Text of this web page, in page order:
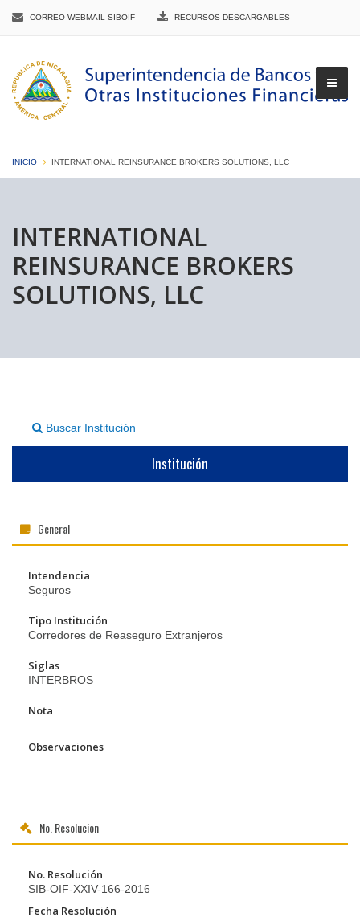
CORREO WEBMAIL SIBOIF RECURSOS DESCARGABLES
INICIO INTERNATIONAL REINSURANCE BROKERS SOLUTIONS, LLC
INTERNATIONAL
REINSURANCE BROKERS
SOLUTIONS, LLC
Buscar Institución
Institución
General
Intendencia
Seguros
Tipo Institución
Corredores de Reaseguro Extranjeros
Siglas
INTERBROS
Nota
Observaciones
No. Resolucion
No. Resolución
SIB-OIF-XXIV-166-2016
Fecha Resolución